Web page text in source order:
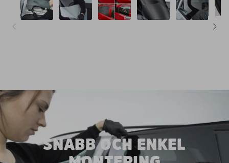
SNABB OCH ENKEL